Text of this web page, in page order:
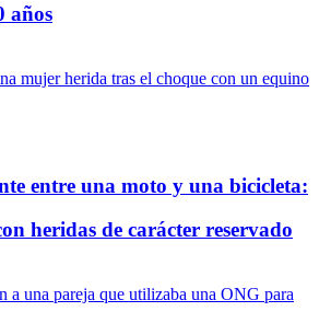
años
entre una moto y una bicicleta:
heridas de carácter reservado